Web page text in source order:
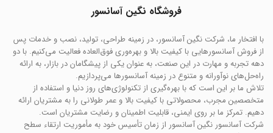
فروشگاه نگین آسانسور
با افتخار ما، شرکت نگین آسانسور، در زمینه طراحی، تولید، نصب و خدمات پس
از فروش آسانسورهایی با کیفیت بالا و بهره‌وری فوق‌العاده فعالیت می‌کنیم. با دو
دهه تجربه و مهارت در این صنعت، به عنوان یکی از پیشگامان در بازار، به ارائه
راه‌حل‌های نوآورانه و متنوع در زمینه آسانسورها می‌پردازیم.
تلاش ما بر این است که با بهره‌گیری از تکنولوژی‌های روز دنیا و استفاده از
متخصصین مجرب، محصولاتی با کیفیت بالا و عمر طولانی را به مشتریان ارائه
دهیم. تمرکز ما بر روی ایمنی، قابلیت اطمینان و رضایت مشتریان است.
شرکت آسانسور نگین آسانسور از زمان تأسیس خود به مأموریت ارتقاء سطح